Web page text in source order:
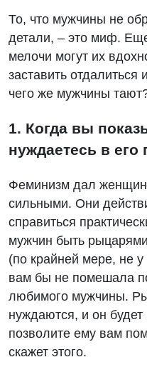
То, что мужчины не
детали, – это миф.
мелочи могут их
заставить
чего же мужчины
1. Когда вы
нуждаетесь в
Феминизм дал
сильными. Они
справиться
мужчин быть
(по крайней мере, не
вам бы не помешала
любимого мужчины.
нуждаются, и он
позволите ему вам
скажет этого.